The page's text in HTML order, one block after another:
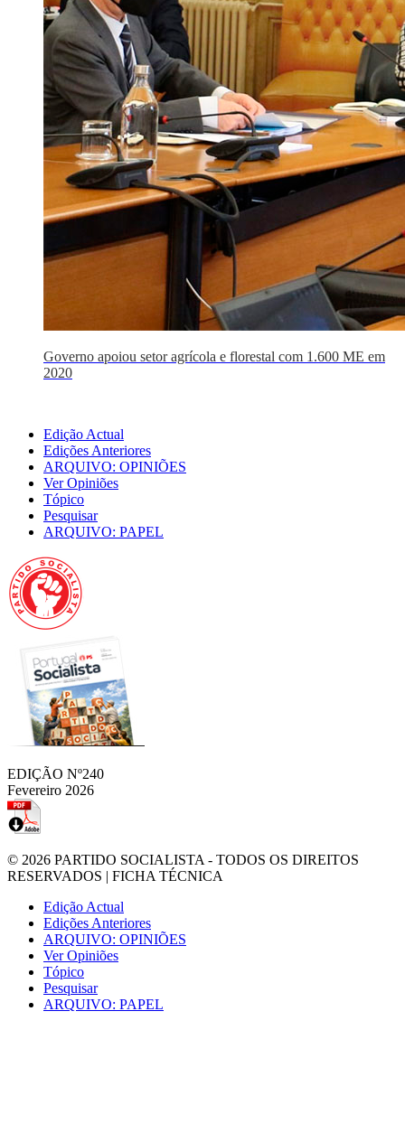
Governo apoiou setor agrícola e florestal com 1.600 ME em
2020
Edição Actual
Edições Anteriores
ARQUIVO: OPINIÕES
Ver Opiniões
Tópico
Pesquisar
ARQUIVO: PAPEL
EDIÇÃO Nº240
Fevereiro 2026
© 2026 PARTIDO SOCIALISTA - TODOS OS DIREITOS
RESERVADOS | FICHA TÉCNICA
Edição Actual
Edições Anteriores
ARQUIVO: OPINIÕES
Ver Opiniões
Tópico
Pesquisar
ARQUIVO: PAPEL